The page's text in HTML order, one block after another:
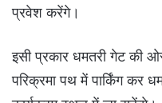
प्रवेश करेंगे।
इसी प्रकार धमतरी गेट की
परिक्रमा पथ में पार्किंग कर